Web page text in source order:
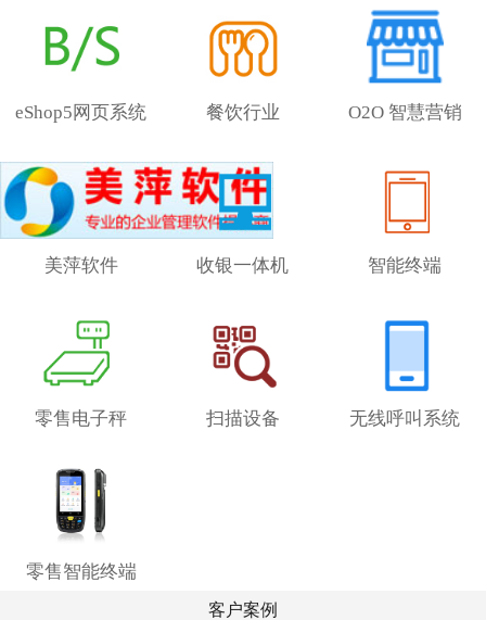
eShop5网页系统 餐饮行业 O2O 智慧营销
美萍软件 收银一体机 智能终端
零售电子秤 扫描设备 无线呼叫系统
零售智能终端
客户案例